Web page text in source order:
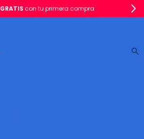
GRATIS con tu primera compra